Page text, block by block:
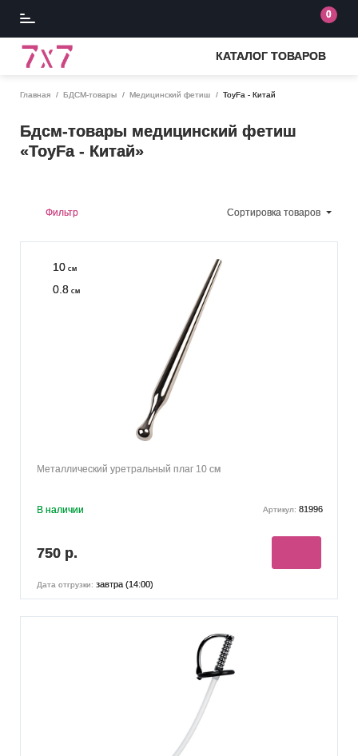
0
КАТАЛОГ ТОВАРОВ
Главная БДСМ-товары Медицинский фетиш ToyFa - Китай
Бдсм-товары медицинский фетиш
«ToyFa - Китай»
Фильтр Сортировка товаров
10 см
0.8 см
Металлический уретральный плаг 10 см
В наличии Артикул: 81996
750 р.
Дата отгрузки: завтра (14:00)